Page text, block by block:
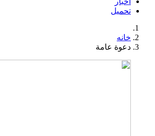
تحميل
خانه
دعوة عامة